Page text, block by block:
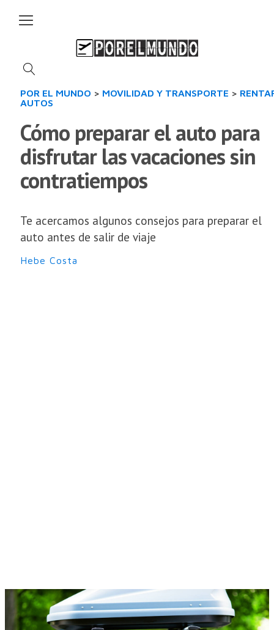
POR EL MUNDO > MOVILIDAD Y TRANSPORTE >
AUTOS
Cómo preparar el auto para
disfrutar las vacaciones sin
contratiempos
Te acercamos algunos consejos para preparar el
auto antes de salir de viaje
Hebe Costa